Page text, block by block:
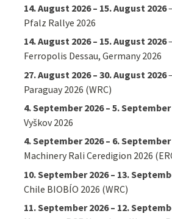
14. August 2026– 15. August 2026
Pfalz Rallye 2026
14. August 2026– 15. August 2026–
Ferropolis Dessau, Germany 2026
27. August 2026– 30. August 2026
Paraguay 2026 (WRC)
4. September 2026– 5. September
Vyškov 2026
4. September 2026– 6. September
Machinery Rali Ceredigion 2026
10. September 2026– 13.
Chile BIOBÍO 2026 (WRC)
11. September 2026– 12.